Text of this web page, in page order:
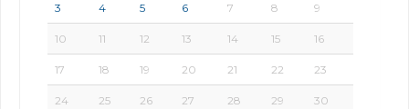
3 4 5 6 7 8 9
10 11 12 13 14 15 16
17 18 19 20 21 22 23
24 25 26 27 28 29 30